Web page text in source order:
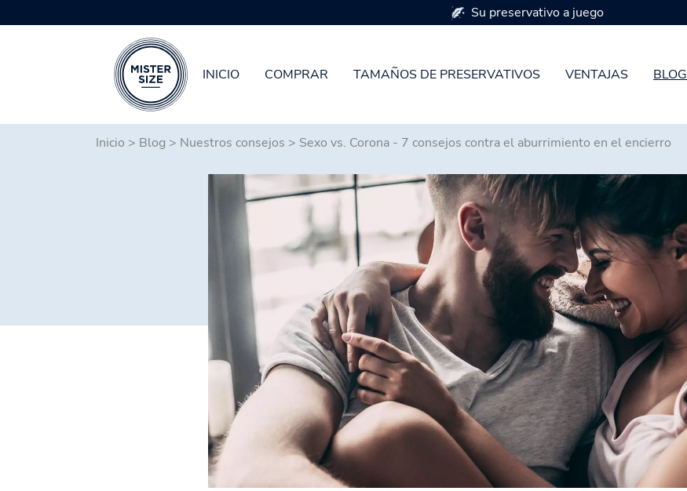
INICIO COMPRAR TAMAÑOS DE PRESERVATIVOS VENTAJAS BLOG
7 tamaños de preservativos
Inicio > Blog > Nuestros consejos > Sexo vs. Corona - 7 consejos contra el aburrimiento en el encierro